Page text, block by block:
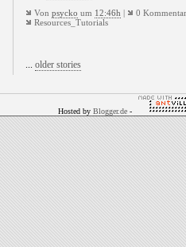
Von psycko um 12:46h |
0
Resources_Tutorials
... older stories
Hosted by Blogger.de -